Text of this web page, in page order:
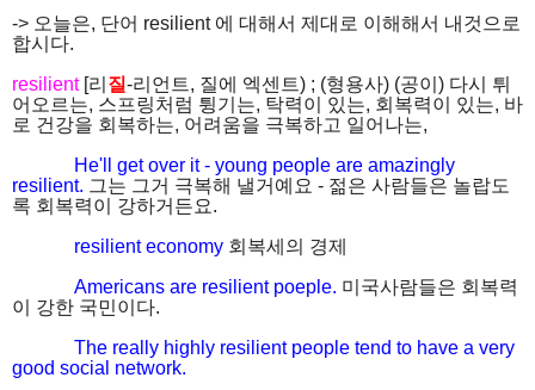
-> 오늘은, 단어 resilient 에 대해서 제대로 이해해서 내것으로
합시다.
resilient [리 질-리언트, 질에 엑센트) ; (형용사) (공이) 다시 튀
어오르는, 스프링처럼 튕기는, 탁력이 있는, 회복력이 있는, 바
로 건강을 회복하는, 어려움을 극복하고 일어나는,
He'll get over it - young people are amazingly
resilient. 그는 그거 극복해 낼거예요 - 젊은 사람들은 놀랍도
록 회복력이 강하거든요.
resilient economy 회복세의 경제
Americans are resilient poeple. 미국사람들은 회복력
이 강한 국민이다.
The really highly resilient people tend to have a very
good social network.